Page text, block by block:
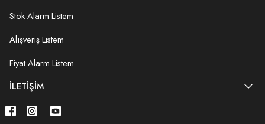
Stok Alarm Listem
Alışveriş Listem
Fiyat Alarm Listem
İLETIŞIM